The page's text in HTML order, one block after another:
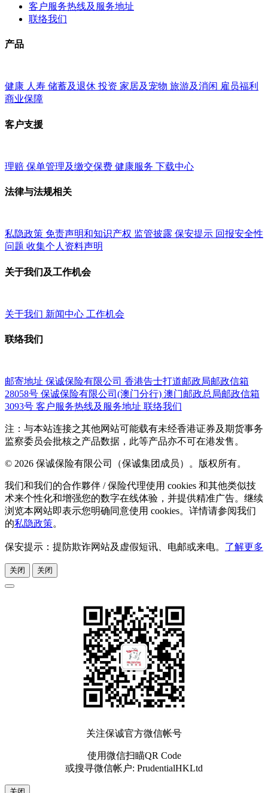
客户服务热线及服务地址
联络我们
产品
健康 人寿 储蓄及退休 投资 家居及宠物 旅游及消闲 雇员福利
商业保障
客户支援
理赔 保单管理及缴交保费 健康服务 下载中心
法律与法规相关
私隐政策 免责声明和知识产权 监管披露 保安提示 回报安全性
问题 收集个人资料声明
关于我们及工作机会
关于我们 新闻中心 工作机会
联络我们
邮寄地址 保诚保险有限公司 香港告士打道邮政局邮政信箱
28058号 保诚保险有限公司(澳门分行) 澳门邮政总局邮政信箱
3093号 客户服务热线及服务地址 联络我们
注：与本站连接之其他网站可能载有未经香港证券及期货事务
监察委员会批核之产品数据，此等产品亦不可在港发售。
© 2026 保诚保险有限公司（保诚集团成员）。版权所有。
我们和我们的合作夥伴 / 保险代理使用 cookies 和其他类似技
术来个性化和增强您的数字在线体验，并提供精准广告。继续
浏览本网站即表示您明确同意使用 cookies。详情请参阅我们
的私隐政策。
保安提示：提防欺诈网站及虚假短讯、电邮或来电。 了解更多
关闭 关闭
关注保诚官方微信帐号
使用微信扫瞄QR Code
或搜寻微信帐户: PrudentialHKLtd